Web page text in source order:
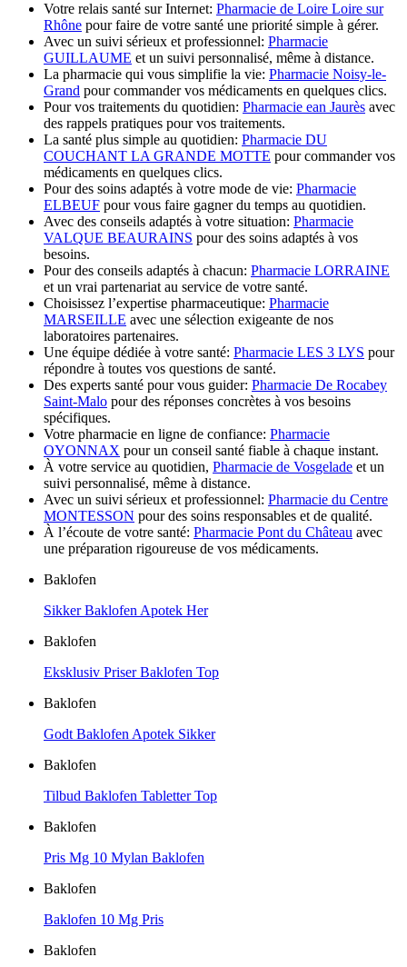
Votre relais santé sur Internet: Pharmacie de Loire Loire sur
Rhône pour faire de votre santé une priorité simple à gérer.
Avec un suivi sérieux et professionnel: Pharmacie
GUILLAUME et un suivi personnalisé, même à distance.
La pharmacie qui vous simplifie la vie: Pharmacie Noisy-le-
Grand pour commander vos médicaments en quelques clics.
Pour vos traitements du quotidien: Pharmacie ean Jaurès avec
des rappels pratiques pour vos traitements.
La santé plus simple au quotidien: Pharmacie DU
COUCHANT LA GRANDE MOTTE pour commander vos
médicaments en quelques clics.
Pour des soins adaptés à votre mode de vie: Pharmacie
ELBEUF pour vous faire gagner du temps au quotidien.
Avec des conseils adaptés à votre situation: Pharmacie
VALQUE BEAURAINS pour des soins adaptés à vos
besoins.
Pour des conseils adaptés à chacun: Pharmacie LORRAINE
et un vrai partenariat au service de votre santé.
Choisissez l’expertise pharmaceutique: Pharmacie
MARSEILLE avec une sélection exigeante de nos
laboratoires partenaires.
Une équipe dédiée à votre santé: Pharmacie LES 3 LYS pour
répondre à toutes vos questions de santé.
Des experts santé pour vous guider: Pharmacie De Rocabey
Saint-Malo pour des réponses concrètes à vos besoins
spécifiques.
Votre pharmacie en ligne de confiance: Pharmacie
OYONNAX pour un conseil santé fiable à chaque instant.
À votre service au quotidien, Pharmacie de Vosgelade et un
suivi personnalisé, même à distance.
Avec un suivi sérieux et professionnel: Pharmacie du Centre
MONTESSON pour des soins responsables et de qualité.
À l’écoute de votre santé: Pharmacie Pont du Château avec
une préparation rigoureuse de vos médicaments.
Baklofen
Sikker Baklofen Apotek Her
Baklofen
Eksklusiv Priser Baklofen Top
Baklofen
Godt Baklofen Apotek Sikker
Baklofen
Tilbud Baklofen Tabletter Top
Baklofen
Pris Mg 10 Mylan Baklofen
Baklofen
Baklofen 10 Mg Pris
Baklofen